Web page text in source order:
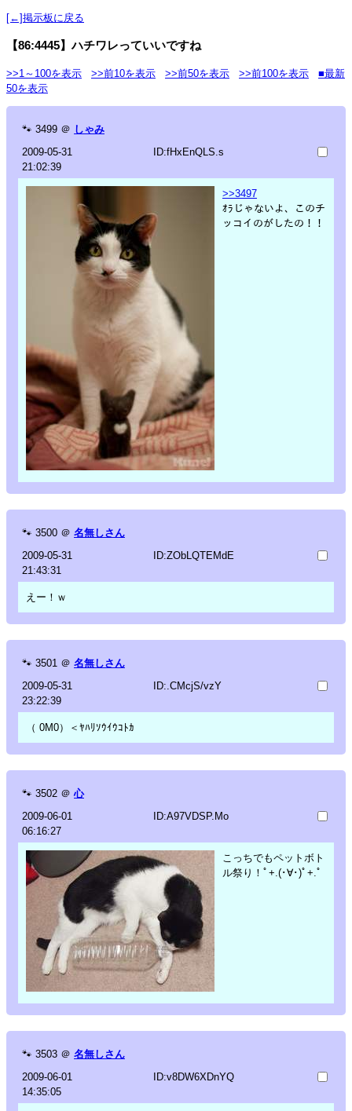
[←]掲示板に戻る
【86:4445】ハチワレっていいですね
>>1～100を表示 >>前10を表示 >>前50を表示 >>前100を表示
■最新
50を表示
🐾 3499 ＠ しゃみ
2009-05-31
21:02:39
ID:fHxEnQLS.s
>>3497
ｵﾗじゃないよ、このチ
ッコイのがしたの！！
🐾 3500 ＠ 名無しさん
2009-05-31
21:43:31
ID:ZObLQTEMdE
えー！ｗ
🐾 3501 ＠ 名無しさん
2009-05-31
23:22:39
ID:.CMcjS/vzY
（ 0M0）＜ﾔﾊﾘｿｳｲｳｺﾄｶ
🐾 3502 ＠ 心
2009-06-01
06:16:27
ID:A97VDSP.Mo
こっちでもペットボト
ル祭り！ﾟ+.(･∀･)ﾟ+.ﾟ
🐾 3503 ＠ 名無しさん
2009-06-01
14:35:05
ID:v8DW6XDnYQ